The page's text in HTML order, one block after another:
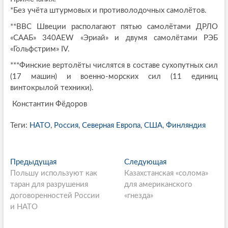
*Без учёта штурмовых и противолодочных самолётов.
**ВВС Швеции располагают пятью самолётами ДРЛО
«СААБ» 340AEW «Эриай» и двумя самолётами РЭБ
«Гольфстрим» IV.
***Финские вертолёты числятся в составе сухопутных сил
(17 машин) и военно-морских сил (11 единиц
винтокрылой техники).
Константин Фёдоров
Теги: НАТО, Россия, Северная Европа, США, Финляндия
P
o
s
t
ПредыдущаяП
р
е
д
Польшу используют как
таран для разрушения
договоренностей России
и НАТО
Следующая
л
е
Казахстанская «солома»
для американского
«гнезда»